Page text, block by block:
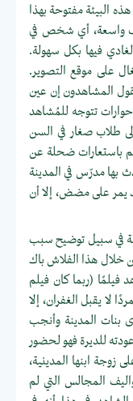
البيئة مفتوحة بهذا
واسعة، أي شخص في
فيها بكل سهولة.
على موقع التصوير.
المشاهدون إن عين
حوارات تتوجه للمُشاهد
طلاب صغار في السن
باستعارات ضحلة عن
بها مدرّس في المدينة
يمر على مضض، إلا أن
في سبيل توضيح سبب
من خلال هذا الفلاش باك
فيلمًا (ربما كان فيلم
لا يقبل الغفران، إلا
بنات المدينة وأنجب
للديرة فهو لحضور
زوجة ابنها المدينية،
المجالس التي لم